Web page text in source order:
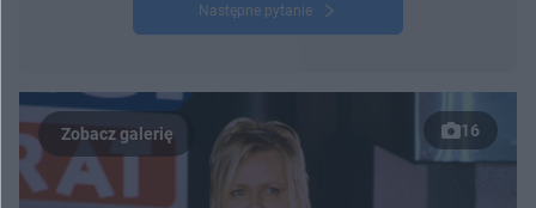
Następne pytanie
16